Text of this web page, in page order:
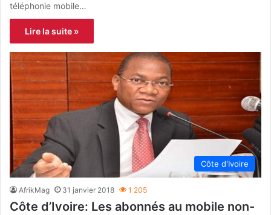
téléphonie mobile…
Lire la suite »
Côte d'Ivoire
AfrikMag 31 janvier 2018 1 205
Côte d’Ivoire: Les abonnés au mobile non-